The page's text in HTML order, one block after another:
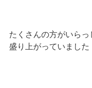
たくさんの方がいらっ
盛り上がっていました